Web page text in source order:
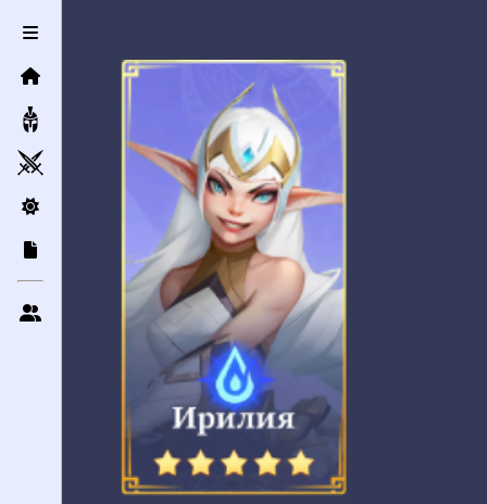
Контактная информация
Сообщение
Отправить